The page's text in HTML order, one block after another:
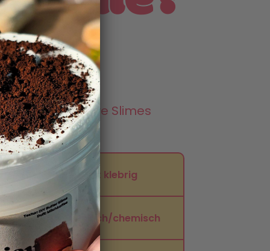
Andere Slimes
❌ oft klebrig
❌ künstlich/chemisch